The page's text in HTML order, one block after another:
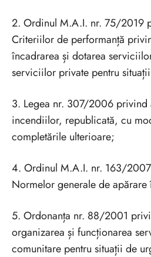
2. Ordinul M.A.I. nr. 75/2019
Criteriilor de performanță
încadrarea și dotarea
serviciilor private pentru
3. Legea nr. 307/2006 privind
incendiilor, republicată, cu
completările ulterioare;
4. Ordinul M.A.I. nr. 163/
Normelor generale de
5. Ordonanța nr. 88/2001
organizarea și funcționarea
comunitare pentru situații de